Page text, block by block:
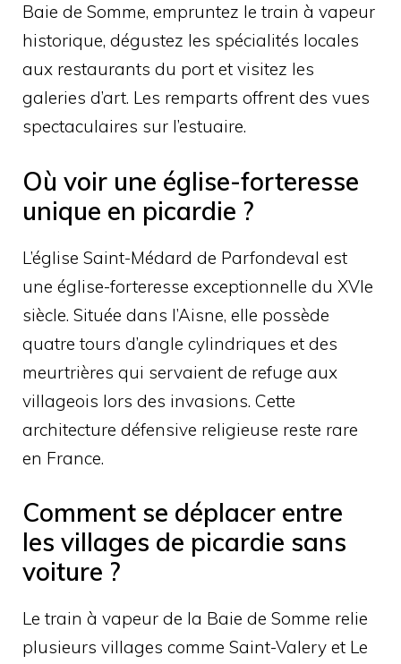
Baie de Somme, empruntez le train à vapeur
historique, dégustez les spécialités locales
aux restaurants du port et visitez les
galeries d’art. Les remparts offrent des vues
spectaculaires sur l’estuaire.
Où voir une église-forteresse
unique en picardie ?
L’église Saint-Médard de Parfondeval est
une église-forteresse exceptionnelle du XVIe
siècle. Située dans l’Aisne, elle possède
quatre tours d’angle cylindriques et des
meurtrières qui servaient de refuge aux
villageois lors des invasions. Cette
architecture défensive religieuse reste rare
en France.
Comment se déplacer entre
les villages de picardie sans
voiture ?
Le train à vapeur de la Baie de Somme relie
plusieurs villages comme Saint-Valery et Le